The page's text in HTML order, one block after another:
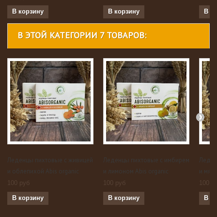
В корзину В корзину В
В ЭТОЙ КАТЕГОРИИ 7 ТОВАРОВ:
Леденцы пихтовые с живицей
и облепихой Abis organic
100 руб
В корзину
Леденцы пихтовые с имбирем
и лимоном Abis organic
100 руб
В корзину
и
100
В